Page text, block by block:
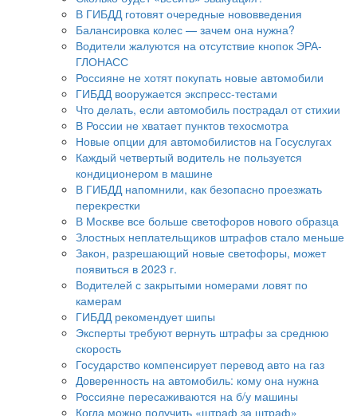
В ГИБДД готовят очередные нововведения
Балансировка колес — зачем она нужна?
Водители жалуются на отсутствие кнопок ЭРА-
ГЛОНАСС
Россияне не хотят покупать новые автомобили
ГИБДД вооружается экспресс-тестами
Что делать, если автомобиль пострадал от стихии
В России не хватает пунктов техосмотра
Новые опции для автомобилистов на Госуслугах
Каждый четвертый водитель не пользуется
кондиционером в машине
В ГИБДД напомнили, как безопасно проезжать
перекрестки
В Москве все больше светофоров нового образца
Злостных неплательщиков штрафов стало меньше
Закон, разрешающий новые светофоры, может
появиться в 2023 г.
Водителей с закрытыми номерами ловят по
камерам
ГИБДД рекомендует шипы
Эксперты требуют вернуть штрафы за среднюю
скорость
Государство компенсирует перевод авто на газ
Доверенность на автомобиль: кому она нужна
Россияне пересаживаются на б/у машины
Когда можно получить «штраф за штраф»